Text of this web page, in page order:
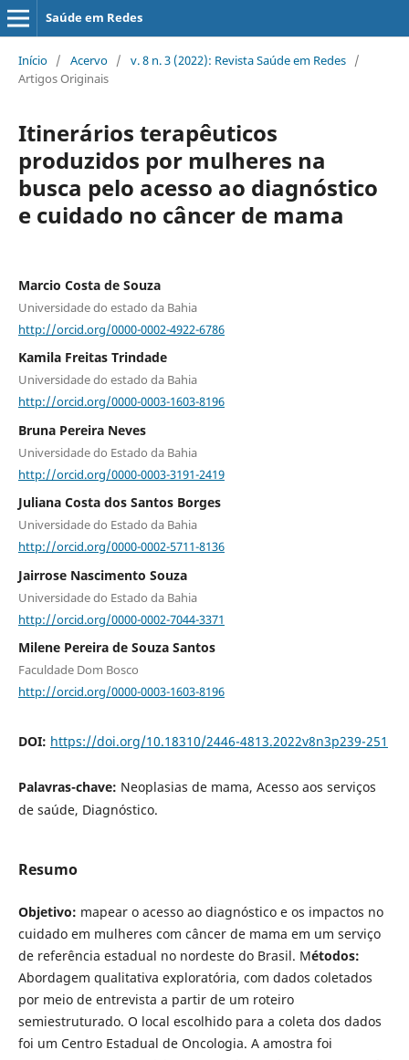
Saúde em Redes
Início / Acervo / v. 8 n. 3 (2022): Revista Saúde em Redes /
Artigos Originais
Itinerários terapêuticos
produzidos por mulheres na
busca pelo acesso ao diagnóstico
e cuidado no câncer de mama
Marcio Costa de Souza
Universidade do estado da Bahia
http://orcid.org/0000-0002-4922-6786
Kamila Freitas Trindade
Universidade do estado da Bahia
http://orcid.org/0000-0003-1603-8196
Bruna Pereira Neves
Universidade do Estado da Bahia
http://orcid.org/0000-0003-3191-2419
Juliana Costa dos Santos Borges
Universidade do Estado da Bahia
http://orcid.org/0000-0002-5711-8136
Jairrose Nascimento Souza
Universidade do Estado da Bahia
http://orcid.org/0000-0002-7044-3371
Milene Pereira de Souza Santos
Faculdade Dom Bosco
http://orcid.org/0000-0003-1603-8196
DOI: https://doi.org/10.18310/2446-4813.2022v8n3p239-251
Palavras-chave: Neoplasias de mama, Acesso aos serviços
de saúde, Diagnóstico.
Resumo
Objetivo: mapear o acesso ao diagnóstico e os impactos no
cuidado em mulheres com câncer de mama em um serviço
de referência estadual no nordeste do Brasil. Métodos:
Abordagem qualitativa exploratória, com dados coletados
por meio de entrevista a partir de um roteiro
semiestruturado. O local escolhido para a coleta dos dados
foi um Centro Estadual de Oncologia. A amostra foi